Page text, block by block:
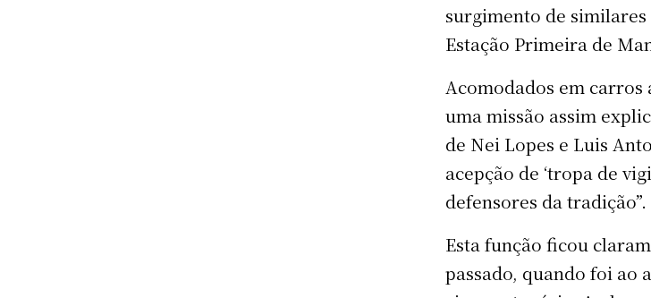
surgimento de
Estação Primeira de
Acomodados em carros
uma missão assim
de Nei Lopes e Luis
acepção de ‘tropa de
defensores da tradição”.
Esta função ficou
passado, quando foi ao